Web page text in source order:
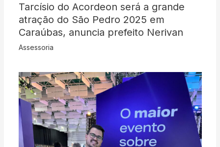
Tarcísio do Acordeon será a grande
atração do São Pedro 2025 em
Caraúbas, anuncia prefeito Nerivan
Assessoria